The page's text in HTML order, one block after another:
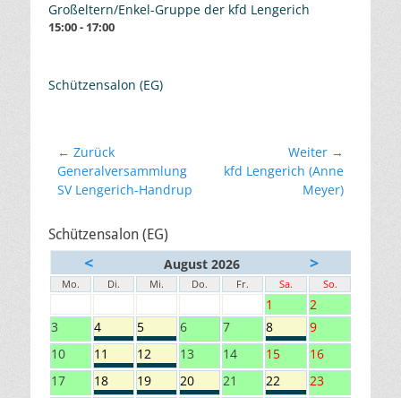
Großeltern/Enkel-Gruppe der kfd Lengerich
15:00 - 17:00
Schützensalon (EG)
Beitragsnavigation
← Zurück
Vorheriger
Beitrag:
Generalversammlung
SV Lengerich-Handrup
Weiter →
Nächster
kfd Lengerich (Anne
Meyer)
Schützensalon (EG)
< August 2026 >
Mo. Di. Mi. Do. Fr. Sa. So.
1
2
3
4 5 6 7 8
9
10
11 12 13 14 15
16
17
18 19 20 21 22
23